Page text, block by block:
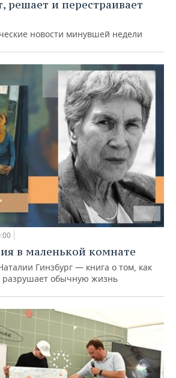
решает и перестраивает
новости минувшей недели
в маленькой комнате
Гинзбург — книга о том, как
разрушает обычную жизнь